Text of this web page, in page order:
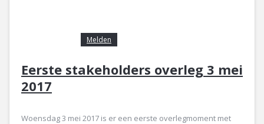
Eerste stakeholders overleg 3 mei
2017
Melden
Woensdag 3 mei 2017 is er een eerste overlegmoment met